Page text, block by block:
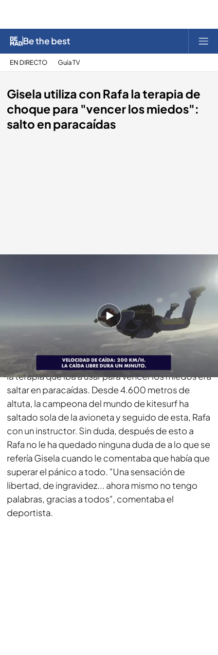
Be the best
EN DIRECTO Guía TV
Gisela utiliza con Rafa la terapia de
choque para "vencer los miedos":
salto en paracaídas
Gisela ya avisó que tenía una sorpresa para Rafa,
pero él en ningún momento se podía imaginar que
la terapia que iba a usar para vencer los miedos era
saltar en paracaídas. Desde 4.600 metros de
altuta, la campeona del mundo de kitesurf ha
saltado sola de la avioneta y seguido de esta, Rafa
con un instructor. Sin duda, después de esto a
Rafa no le ha quedado ninguna duda de a lo que se
refería Gisela cuando le comentaba que había que
superar el pánico a todo. "Una sensación de
libertad, de ingravidez... ahora mismo no tengo
palabras, gracias a todos", comentaba el
deportista.